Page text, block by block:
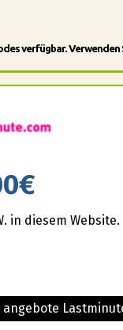
verfügbar.
in diesem Website.
angebote